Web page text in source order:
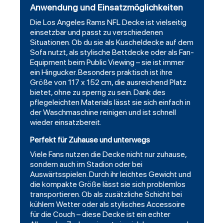
Anwendung und Einsatzmöglichkeiten
Die Los Angeles Rams NFL Decke ist vielseitig
einsetzbar und passt zu verschiedenen
Situationen. Ob du sie als Kuscheldecke auf dem
Sofa nutzt, als stylische Bettdecke oder als Fan-
Equipment beim Public Viewing – sie ist immer
ein Hingucker. Besonders praktisch ist ihre
Größe von 117 x 152 cm, die ausreichend Platz
bietet, ohne zu sperrig zu sein. Dank des
pflegeleichten Materials lässt sie sich einfach in
der Waschmaschine reinigen und ist schnell
wieder einsatzbereit.
Perfekt für Zuhause und unterwegs
Viele Fans nutzen die Decke nicht nur zuhause,
sondern auch im Stadion oder bei
Auswärtsspielen. Durch ihr leichtes Gewicht und
die kompakte Größe lässt sie sich problemlos
transportieren. Ob als zusätzliche Schicht bei
kühlem Wetter oder als stylisches Accessoire
für die Couch – diese Decke ist ein echter